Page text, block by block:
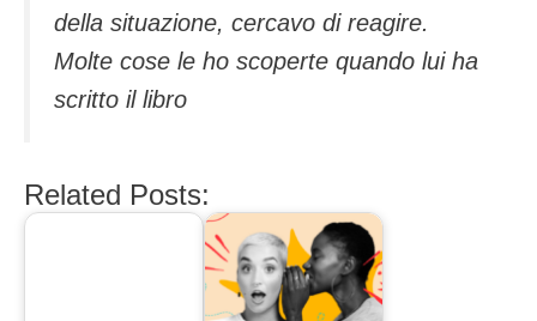
della situazione, cercavo di reagire.
Molte cose le ho scoperte quando lui ha
scritto il libro
Related Posts: